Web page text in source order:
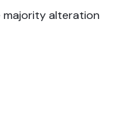
majority alteration